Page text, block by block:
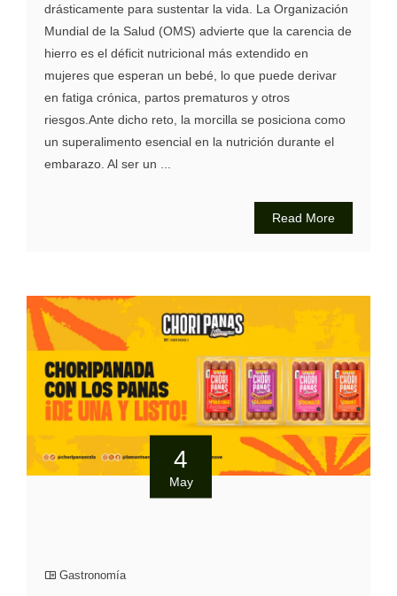
drásticamente para sustentar la vida. La Organización
Mundial de la Salud (OMS) advierte que la carencia de
hierro es el déficit nutricional más extendido en
mujeres que esperan un bebé, lo que puede derivar
en fatiga crónica, partos prematuros y otros
riesgos.Ante dicho reto, la morcilla se posiciona como
un superalimento esencial en la nutrición durante el
embarazo. Al ser un ...
Read More
4
May
Gastronomía